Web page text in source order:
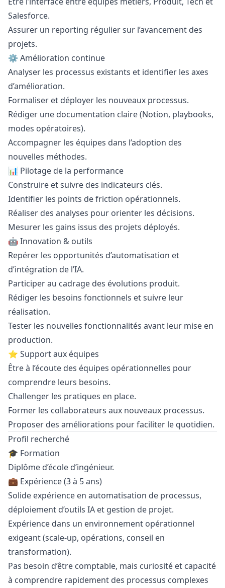
Salesforce.
Assurer un reporting régulier sur l’avancement des
projets.
⚙️ Amélioration continue
Analyser les processus existants et identifier les axes
d’amélioration.
Formaliser et déployer les nouveaux processus.
Rédiger une documentation claire (Notion, playbooks,
modes opératoires).
Accompagner les équipes dans l’adoption des
nouvelles méthodes.
📊 Pilotage de la performance
Construire et suivre des indicateurs clés.
Identifier les points de friction opérationnels.
Réaliser des analyses pour orienter les décisions.
Mesurer les gains issus des projets déployés.
🤖 Innovation & outils
Repérer les opportunités d’automatisation et
d’intégration de l’IA.
Participer au cadrage des évolutions produit.
Rédiger les besoins fonctionnels et suivre leur
réalisation.
Tester les nouvelles fonctionnalités avant leur mise en
production.
⭐ Support aux équipes
Être à l’écoute des équipes opérationnelles pour
comprendre leurs besoins.
Challenger les pratiques en place.
Former les collaborateurs aux nouveaux processus.
Proposer des améliorations pour faciliter le quotidien.
Profil recherché
🎓 Formation
Diplôme d’école d’ingénieur.
💼 Expérience (3 à 5 ans)
Solide expérience en automatisation de processus,
déploiement d’outils IA et gestion de projet.
Expérience dans un environnement opérationnel
exigeant (scale-up, opérations, conseil en
transformation).
Pas besoin d’être comptable, mais curiosité et capacité
à comprendre rapidement des processus complexes